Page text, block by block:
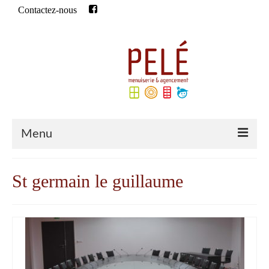
Contactez-nous
Menu
Qui sommes-nous ?
Historique
Notre équipe
Qualifications de l’entreprise
St germain le guillaume